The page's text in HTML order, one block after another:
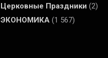
Церковные Праздники (2)
ЭКОНОМИКА (1 567)